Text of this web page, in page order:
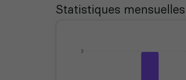
Statistiques mensuelles
3